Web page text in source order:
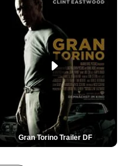
Gran Torino Trailer DF